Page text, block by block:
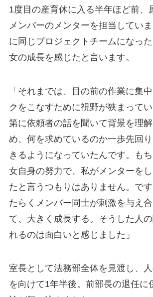
1度目の産育休に入る半年ほど前、
メンバーのメンターを担当してい
に同じプロジェクトチームになっ
女の成長を感じたと言います。
「それまでは、目の前の作業に集
クをこなすために視野が狭まって
第に依頼者の話を聞いて背景を理
め、何を求めているのか一歩先回
きるようになっていたんです。も
女自身の努力で、私がメンターを
たと言うつもりはありません。で
たらくメンバー同士が刺激を与え
て、大きく成長する。そうした人
れるのは面白いと感じました」
室長として法務部全体を見渡し、
を向けて1年半後。前部長の退任に